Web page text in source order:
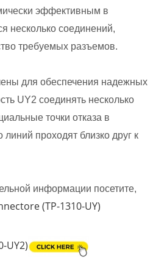
эффективным в
несколько соединений,
требуемых разъемов.
для обеспечения надежных
UY2 соединять несколько
точки отказа в
линий проходят близко друг к
информации посетите,
(TP-1310-UY)
UY2)